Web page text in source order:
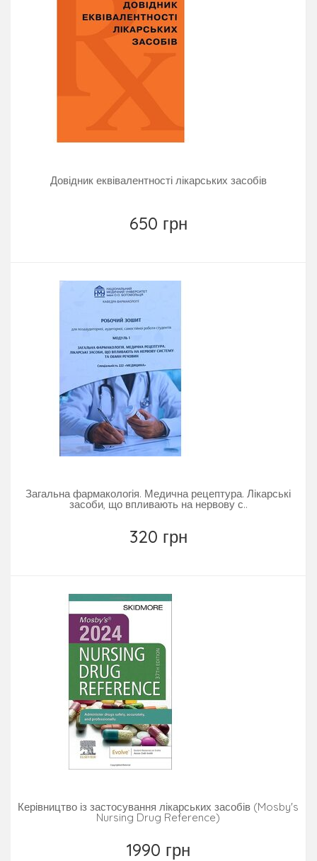
Довідник еквівалентності лікарських засобів
650 грн
Загальна фармакологія. Медична рецептура. Лікарські
засоби, що впливають на нервову с..
320 грн
Керівництво із застосування лікарських засобів (Mosby's
Nursing Drug Reference)
1990 грн